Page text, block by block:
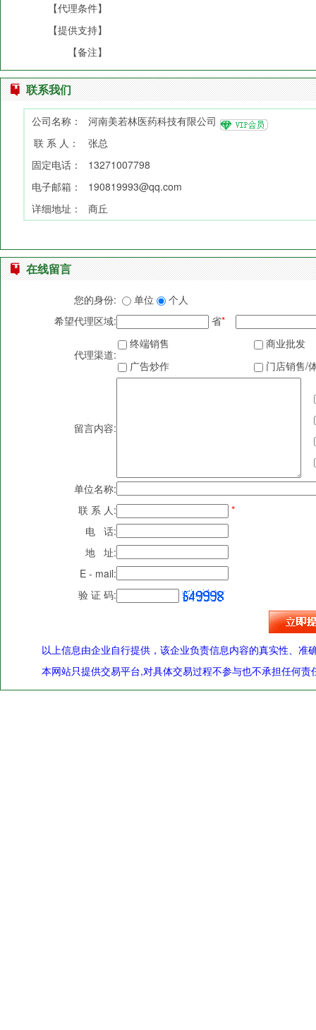
【代理条件】
【提供支持】
【备注】
联系我们
公司名称：
河南美若林医药科技有限公司
联 系 人：
张总
固定电话：
13271007798
电子邮箱：
190819993@qq.com
详细地址：
商丘
在线留言
您的身份: 单位
个人
希望代理区域:
省*
代理渠道:
终端销售
商业批发
广告炒作
门店销售/
留言内容:
单位名称:
联 系 人:
*
电 话:
地 址:
E - mail:
验 证 码:
以上信息由企业自行提供，该企业负责信息内容的真实性、准
本网站只提供交易平台,对具体交易过程不参与也不承担任何责